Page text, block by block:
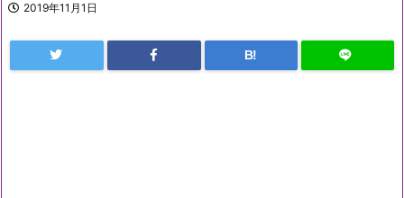
2019年11月1日
B!